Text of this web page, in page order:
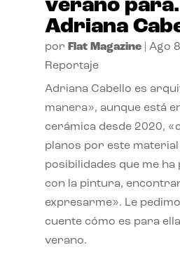
verano
Adriana
por Flat Magazine| Ago
Reportaje
Adriana Cabello es
manera», aunque está
cerámica desde 2020,
planos por este
posibilidades que me
con la pintura,
expresarme». Le
cuente cómo es para
verano.